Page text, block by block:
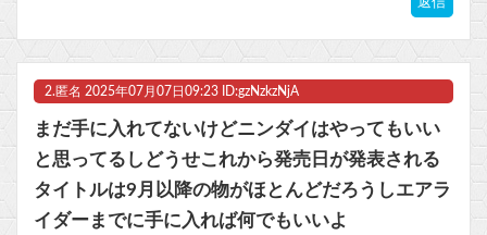
ビットコイン再び1600万円へ。ドル円は147円に
Powered by livedoor 相互RSS
2. 匿名 2025年07月07日09:23 ID:gzNzkzNjA
まだ手に入れてないけどニンダイはやってもいい
と思ってるしどうせこれから発売日が発表される
タイトルは9月以降の物がほとんどだろうしエアラ
イダーまでに手に入れば何でもいいよ